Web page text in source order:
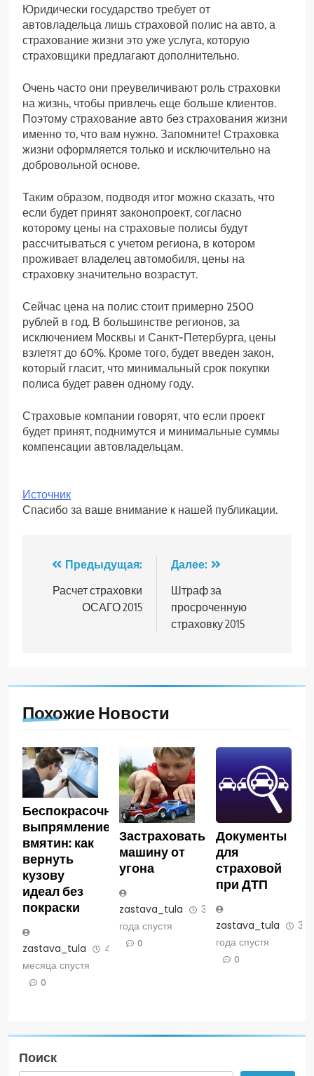
Юридически государство требует от
автовладельца лишь страховой полис на авто, а
страхование жизни это уже услуга, которую
страховщики предлагают дополнительно.
Очень часто они преувеличивают роль страховки
на жизнь, чтобы привлечь еще больше клиентов.
Поэтому страхование авто без страхования жизни
именно то, что вам нужно. Запомните! Страховка
жизни оформляется только и исключительно на
добровольной основе.
Таким образом, подводя итог можно сказать, что
если будет принят законопроект, согласно
которому цены на страховые полисы будут
рассчитываться с учетом региона, в котором
проживает владелец автомобиля, цены на
страховку значительно возрастут.
Сейчас цена на полис стоит примерно 2500
рублей в год. В большинстве регионов, за
исключением Москвы и Санкт-Петербурга, цены
взлетят до 60%. Кроме того, будет введен закон,
который гласит, что минимальный срок покупки
полиса будет равен одному году.
Страховые компании говорят, что если проект
будет принят, поднимутся и минимальные суммы
компенсации автовладельцам.
Источник
Спасибо за ваше внимание к нашей публикации.
Навигация
по
записям
Предыдущая:
Расчет страховки
ОСАГО 2015
Далее:
Штраф за
просроченную
страховку 2015
Похожие Новости
Беспокрасочное
выпрямление
вмятин: как
вернуть
кузову
идеал без
покраски
zastava_tula
4
месяца спустя
0
Застраховать
машину от
угона
zastava_tula
3
года спустя
0
Документы
для
страховой
при ДТП
zastava_tula
3
года спустя
0
Поиск